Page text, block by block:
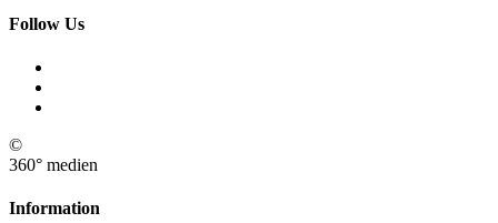
Follow Us
©
360° medien
Information